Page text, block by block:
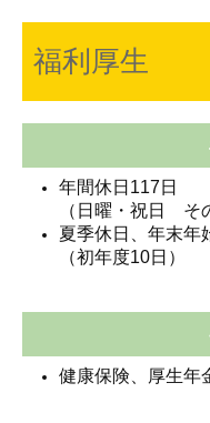
福利厚生
年間休日117日
（日曜・祝日 そ
夏季休日、年末年
（初年度10日）
健康保険、厚生年